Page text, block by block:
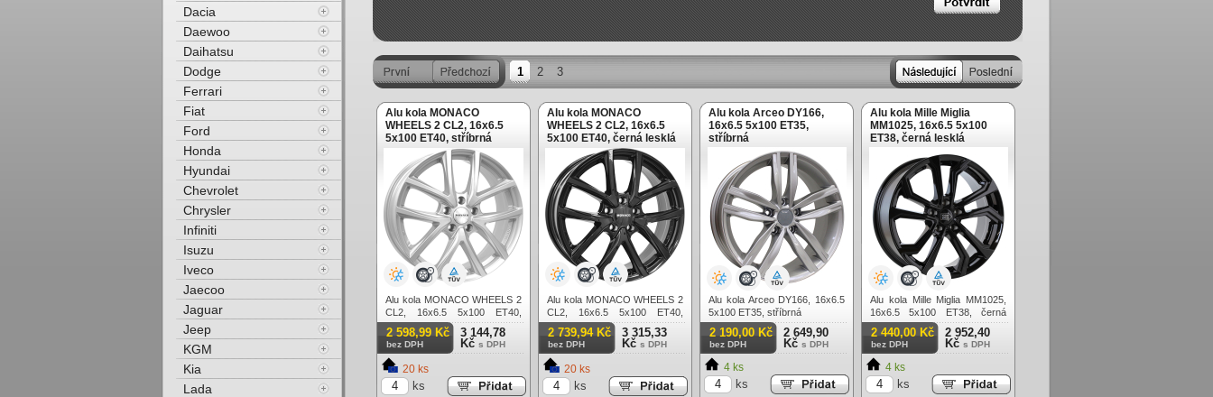
1 2 3
Alu kola MONACO
WHEELS 2 CL2, 16x6.5
5x100 ET40, stříbrná
Alu kola MONACO WHEELS 2
CL2, 16x6.5 5x100 ET40,
stříbrná
2 598,99 Kč
bez DPH
3 144,78
Kč s DPH
20 ks
ks
Alu kola MONACO
WHEELS 2 CL2, 16x6.5
5x100 ET40, černá lesklá
Alu kola MONACO WHEELS 2
CL2, 16x6.5 5x100 ET40,
černá lesklá
2 739,94 Kč
bez DPH
3 315,33
Kč s DPH
20 ks
ks
Alu kola Arceo DY166,
16x6.5 5x100 ET35,
stříbrná
Alu kola Arceo DY166, 16x6.5
5x100 ET35, stříbrná
2 190,00 Kč
bez DPH
2 649,90
Kč s DPH
4 ks
ks
Alu kola Mille Miglia
MM1025, 16x6.5 5x100
ET38, černá lesklá
Alu kola Mille Miglia MM1025,
16x6.5 5x100 ET38, černá
lesklá
2 440,00 Kč
bez DPH
2 952,40
Kč s DPH
4 ks
ks
Dacia
Daewoo
Daihatsu
Dodge
Ferrari
Fiat
Ford
Honda
Hyundai
Chevrolet
Chrysler
Infiniti
Isuzu
Iveco
Jaecoo
Jaguar
Jeep
KGM
Kia
Lada